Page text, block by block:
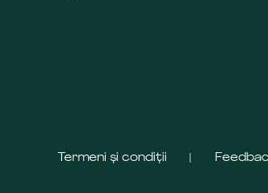
Termeni și condiții